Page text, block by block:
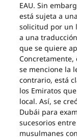
EAU. Sin
está sujeta a
solicitud por un
a una
que se quiere
se mencione la
contrario, está
los Emiratos
local. Así, se
Dubái para
sucesorios
musulmanes